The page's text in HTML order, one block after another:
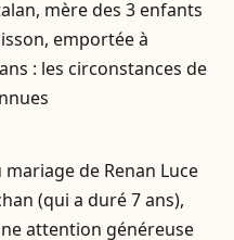
mère des 3 enfants
emportée à
: les circonstances de
de Renan Luce
(qui a duré 7 ans),
attention généreuse